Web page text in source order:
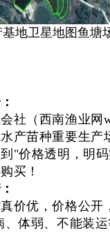
地卫星地图鱼塘
社（西南渔业网
产苗种重要生产
"价格透明，明
买！
价优，价格公开
、体弱、不能装